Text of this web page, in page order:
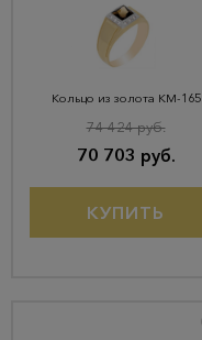
Кольцо из золота КМ-165
70 703 руб.
74 424 руб.
КУПИТЬ